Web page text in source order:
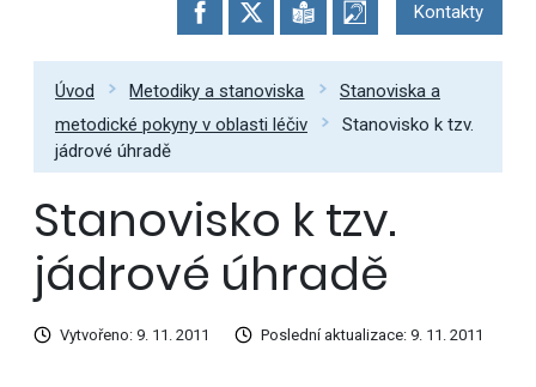
Kontakty
Úvod Metodiky a stanoviska
Stanoviska a
metodické pokyny v oblasti léčiv
Stanovisko k tzv.
jádrové úhradě
Stanovisko k tzv.
jádrové úhradě
Vytvořeno: 9. 11. 2011 Poslední aktualizace: 9. 11. 2011